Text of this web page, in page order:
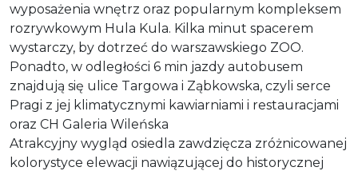
wyposażenia wnętrz oraz popularnym kompleksem
rozrywkowym Hula Kula. Kilka minut spacerem
wystarczy, by dotrzeć do warszawskiego ZOO.
Ponadto, w odległości 6 min jazdy autobusem
znajdują się ulice Targowa i Ząbkowska, czyli serce
Pragi z jej klimatycznymi kawiarniami i restauracjami
oraz CH Galeria Wileńska
Atrakcyjny wygląd osiedla zawdzięcza zróżnicowanej
kolorystyce elewacji nawiązującej do historycznej